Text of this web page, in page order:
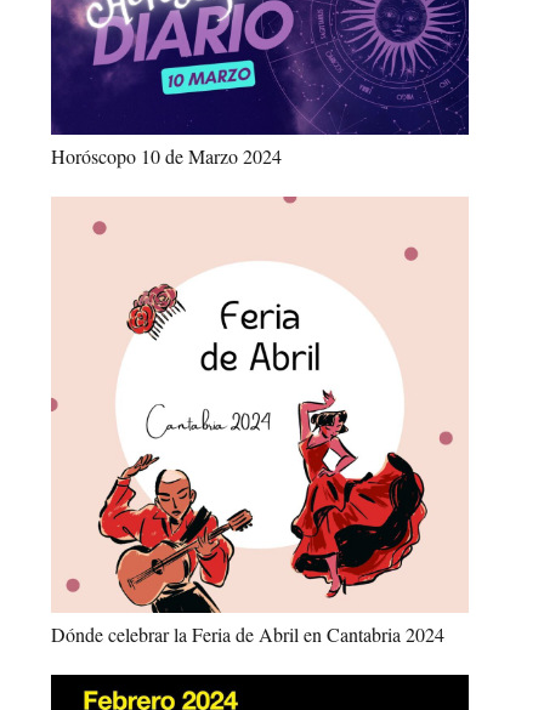
Horóscopo 10 de Marzo 2024
Dónde celebrar la Feria de Abril en Cantabria 2024